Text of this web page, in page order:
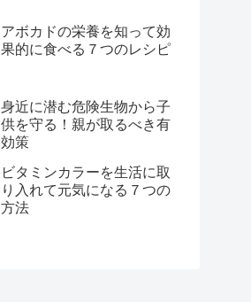
アボカドの栄養を知って効
果的に食べる７つのレシピ
身近に潜む危険生物から子
供を守る！親が取るべき有
効策
ビタミンカラーを生活に取
り入れて元気になる７つの
方法